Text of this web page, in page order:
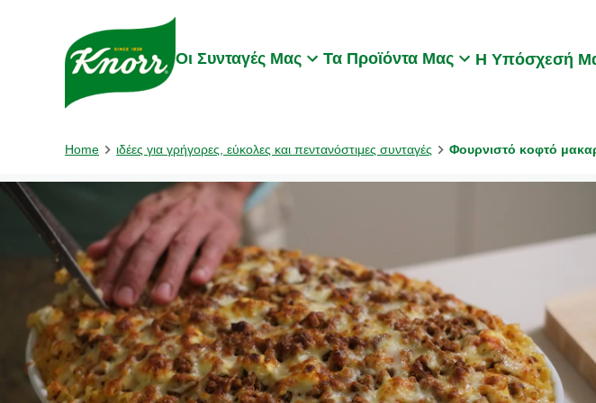
Skip to:
Οι Συνταγές Μας Τα Προϊόντα Μας Η Υπόσχεσή
Home ιδέες για γρήγορες, εύκολες και πεντανόστιμες συνταγές Φουρνιστό κοφτό